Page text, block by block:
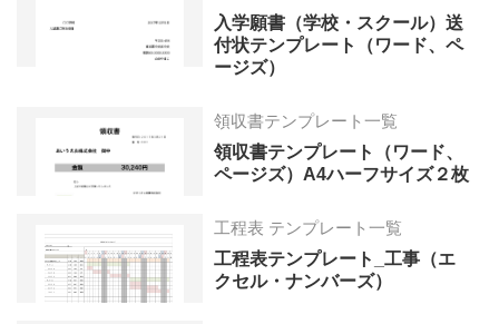
入学願書（学校・スクール）送
付状テンプレート（ワード、ペ
ージズ）
領収書テンプレート一覧
領収書テンプレート（ワード、
ページズ）A4ハーフサイズ２枚
工程表 テンプレート一覧
工程表テンプレート_工事（エ
クセル・ナンバーズ）